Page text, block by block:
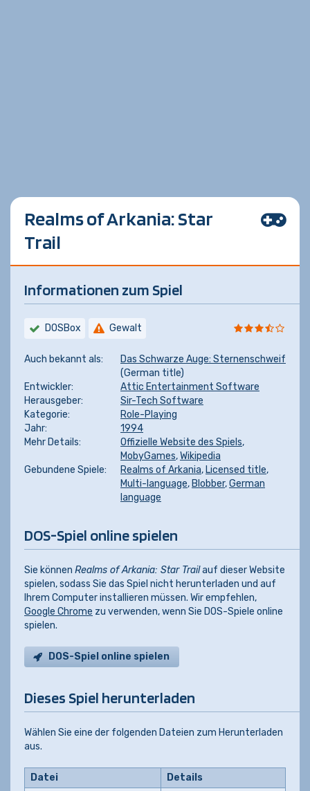
Realms of Arkania: Star
Trail
Informationen zum Spiel
DOSBox Gewalt
Auch bekannt als:
Das Schwarze Auge: Sternenschweif
(German title)
Entwickler:
Attic Entertainment Software
Herausgeber:
Sir-Tech Software
Kategorie:
Role-Playing
Jahr:
1994
Mehr Details:
Offizielle Website des Spiels,
MobyGames,Wikipedia
Gebundene Spiele:
Realms of Arkania, Licensed title,
Multi-language, Blobber,German
language
DOS-Spiel online spielen
Sie können Realms of Arkania: Star Trailauf dieser Website
spielen, sodass Sie das Spiel nicht herunterladen und auf
Ihrem Computer installieren müssen. Wir empfehlen,
Google Chrome zu verwenden, wenn Sie DOS-Spiele online
spielen.
DOS-Spiel online spielen
Dieses Spiel herunterladen
Wählen Sie eine der folgenden Dateien zum Herunterladen
aus.
Datei
Details